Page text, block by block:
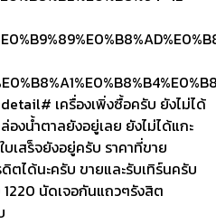
เครื่องเพิ่งซื้อครับ ยังไม่ได้
องน้ำตาลยังอยู่เลย ยังไม่ได้แกะ
เสร็จยังอยู่ครับ ราคาที่ขาย
ตได้นะครับ ขายและรับเทิร์นครับ
นัดเจอกันแถวๆรังสิต